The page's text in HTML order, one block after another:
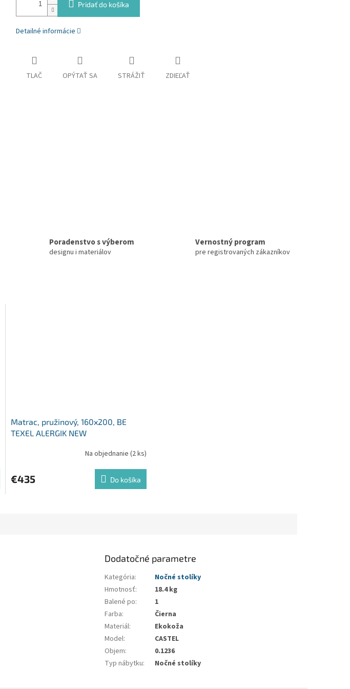
Pridať do košíka
Detailné informácie
TLAČ OPÝTAŤ SA STRÁŽIŤ ZDIEĽAŤ
Poradenstvo s výberom
designu i materiálov
Vernostný program
pre registrovaných zákazníkov
Matrac, pružinový, 160x200, BE
TEXEL ALERGIK NEW
Na objednanie (2 ks)
€435 Do košíka
Dodatočné parametre
Kategória:
Nočné stolíky
Hmotnosť:
18.4 kg
Balené po:
1
Farba:
Čierna
Materiál:
Ekokoža
Model:
CASTEL
Objem:
0.1236
Typ nábytku: Nočné stolíky